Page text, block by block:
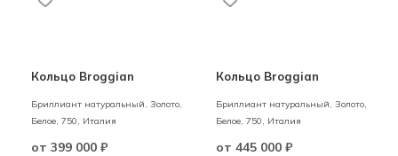
Кольцо Broggian
Бриллиант натуральный, Золото,
Белое, 750, Италия
от 399 000 ₽
Кольцо Broggian
Бриллиант натуральный, Золото,
Белое, 750, Италия
от 445 000 ₽